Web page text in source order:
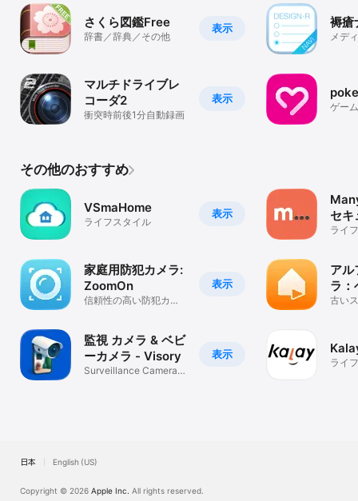
表示
さくら図鑑Free
辞書／辞典／その他
表示
マルチドライブレ
コーダ2
衝突時前後1分自動録画
褥瘡
メデ
ゲー
その他のおすすめ
表示
VSmaHome
ライフスタイル
表示
家庭用防犯カメラ:
ZoomOn
信頼性の高い防犯カメ
表示
監視 カメラ & ベビ
ーカメラ - Visory
Surveillance Camera &
セキ
ラア
ライ
アル
ラ：
トモ
古い
ライ
日本 English (US)
Copyright © 2026 Apple Inc. All rights reserved.